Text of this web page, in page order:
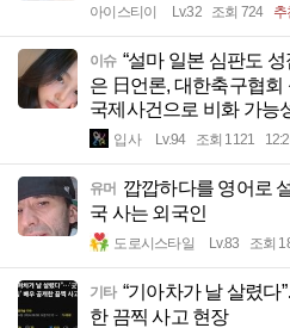
아이스티이 Lv.32 조회 724 추
이슈 “설마 일본 심판도
은 日언론, 대한축구협
국제사건으로 비화 가능
입사 Lv.94 조회 1121
유머 깝깝하다를 영어로
국 사는 외국인
도로시스타일 Lv.83 조회
기타 “기아차가 날 살렸다
한 끔찍 사고 현장